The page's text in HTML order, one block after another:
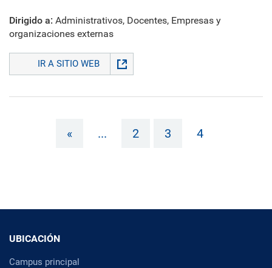
Dirigido a: Administrativos, Docentes, Empresas y
organizaciones externas
IR A SITIO WEB
« ... 2 3 4
UBICACIÓN
Campus principal